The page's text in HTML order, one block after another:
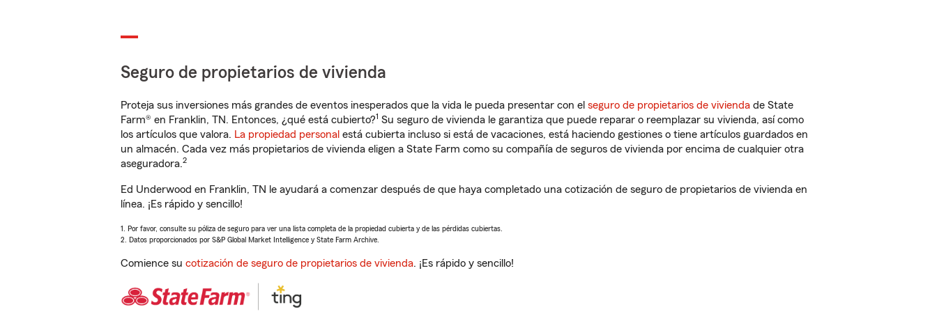
Seguro de propietarios de vivienda
Proteja sus inversiones más grandes de eventos inesperados que la vida le pueda presentar con el seguro de propietarios de vivienda de State
Farm® en Franklin, TN. Entonces, ¿qué está cubierto?1 Su seguro de vivienda le garantiza que puede reparar o reemplazar su vivienda, así como
los artículos que valora. La propiedad personal está cubierta incluso si está de vacaciones, está haciendo gestiones o tiene artículos guardados en
un almacén. Cada vez más propietarios de vivienda eligen a State Farm como su compañía de seguros de vivienda por encima de cualquier otra
aseguradora.2
Ed Underwood en Franklin, TN le ayudará a comenzar después de que haya completado una cotización de seguro de propietarios de vivienda en
línea. ¡Es rápido y sencillo!
1. Por favor, consulte su póliza de seguro para ver una lista completa de la propiedad cubierta y de las pérdidas cubiertas.
2. Datos proporcionados por S&P Global Market Intelligence y State Farm Archive.
Comience su cotización de seguro de propietarios de vivienda. ¡Es rápido y sencillo!